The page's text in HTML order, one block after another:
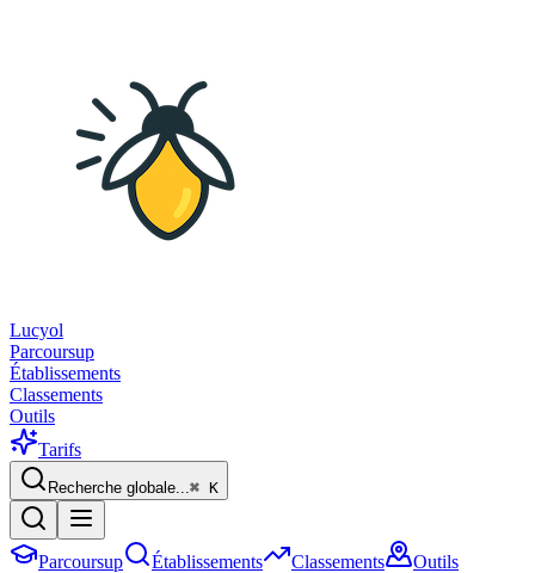
Lucyol
Parcoursup
Établissements
Classements
Outils
Tarifs
Recherche globale...⌘ K
Parcoursup Établissements Classements
Outils